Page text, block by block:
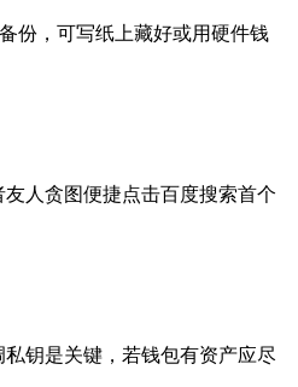
份，可写纸上藏好或用硬件钱
人贪图便捷点击百度搜索首个
钥是关键，若钱包有资产应尽